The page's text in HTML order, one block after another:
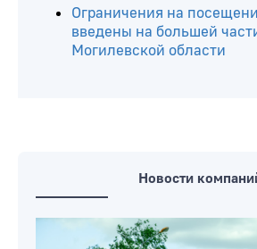
Ограничения на
введены на большей
Могилевской области
Новости